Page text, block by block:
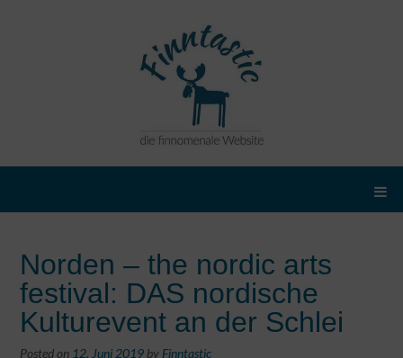
Norden – the nordic arts
festival: DAS nordische
Kulturevent an der Schlei
Posted on 12. Juni 2019 by Finntastic